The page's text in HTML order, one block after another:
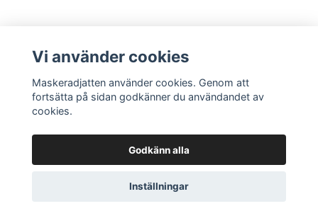
Kontakt Köpvillkor
© Copyright 2026 Maskeradjätten
Vi använder cookies
Maskeradjatten använder cookies. Genom att
fortsätta på sidan godkänner du användandet av
cookies.
Godkänn alla
Inställningar